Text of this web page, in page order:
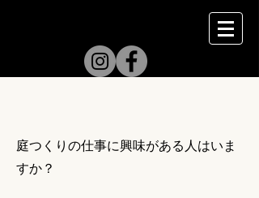
庭つくりの仕事に興味がある人はいま
すか？